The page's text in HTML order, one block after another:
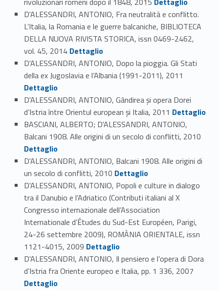
D'ALESSANDRI, ANTONIO, Fra neutralità e conflitto.
L’Italia, la Romania e le guerre balcaniche, BIBLIOTECA
DELLA NUOVA RIVISTA STORICA, issn 0469-2462,
vol. 45, 2014 Link identifier #identifier_person_142044-39
Dettaglio
D'ALESSANDRI, ANTONIO, Dopo la pioggia. Gli Stati
della ex Jugoslavia e l’Albania (1991-2011), 2011
Dettaglio
D'ALESSANDRI, ANTONIO, Gândirea şi opera Dorei
d’Istria între Orientul european şi Italia, 2011 Link identifier #identifier_person_75643-41
Dettaglio
BASCIANI, ALBERTO; D'ALESSANDRI, ANTONIO,
Balcani 1908. Alle origini di un secolo di conflitti, 2010
Dettaglio
D'ALESSANDRI, ANTONIO, Balcani 1908. Alle origini di
un secolo di conflitti, 2010 Link identifier #identifier_person_178921-43
Dettaglio
D'ALESSANDRI, ANTONIO, Popoli e culture in dialogo
tra il Danubio e l’Adriatico (Contributi italiani al X
Congresso internazionale dell’Association
Internationale d’Études du Sud-Est Européen, Parigi,
24-26 settembre 2009), ROMÀNIA ORIENTALE, issn
1121-4015, 2009 Link identifier #identifier_person_189644-44
Dettaglio
D'ALESSANDRI, ANTONIO, Il pensiero e l’opera di Dora
d’Istria fra Oriente europeo e Italia, pp. 1 336, 2007
Dettaglio